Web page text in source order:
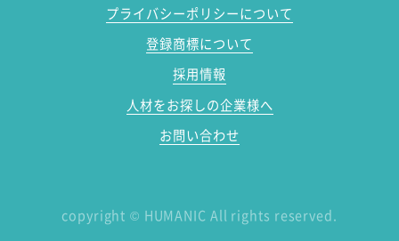
プライバシーポリシーについて
登録商標について
採用情報
人材をお探しの企業様へ
お問い合わせ
copyright © HUMANIC All rights reserved.